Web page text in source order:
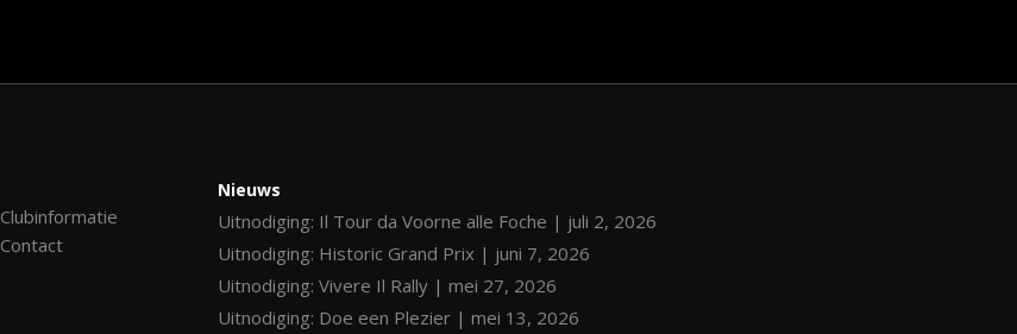
Clubinformatie
Contact
Nieuws
Uitnodiging: Il Tour da Voorne alle Foche | juli 2, 2026
Uitnodiging: Historic Grand Prix | juni 7, 2026
Uitnodiging: Vivere Il Rally | mei 27, 2026
Uitnodiging: Doe een Plezier | mei 13, 2026